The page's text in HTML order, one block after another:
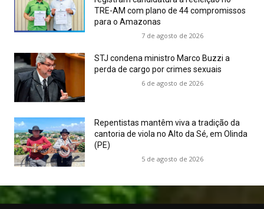
TRE-AM com plano de 44 compromissos
para o Amazonas
7 de agosto de 2026
STJ condena ministro Marco Buzzi a
perda de cargo por crimes sexuais
6 de agosto de 2026
Repentistas mantêm viva a tradição da
cantoria de viola no Alto da Sé, em Olinda
(PE)
5 de agosto de 2026